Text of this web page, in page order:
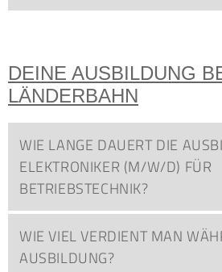
DEINE AUSBILDUNG
LÄNDERBAHN
WIE LANGE DAUERT DIE
ELEKTRONIKER (M/W/D) FÜR
BETRIEBSTECHNIK?
WIE VIEL VERDIENT MAN
AUSBILDUNG?